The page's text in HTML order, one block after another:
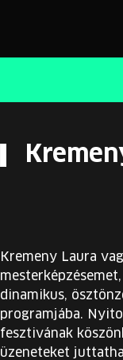
Kremeny Laura
dinamikus,
programjába.
fesztivának
üzeneteket